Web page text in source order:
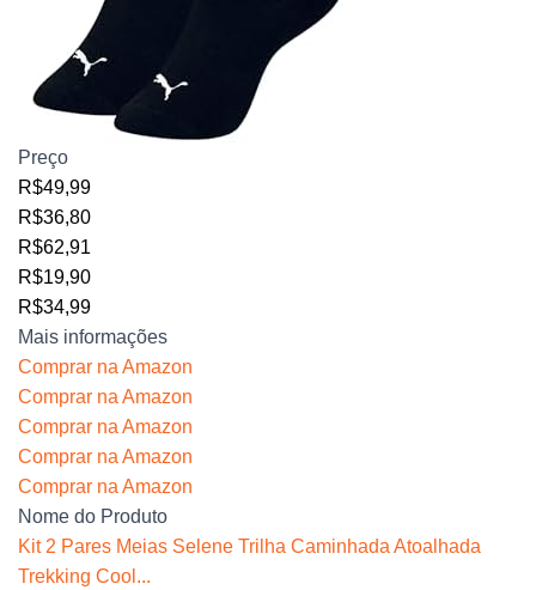
Preço
R$49,99
R$36,80
R$62,91
R$19,90
R$34,99
Mais informações
Comprar na Amazon
Comprar na Amazon
Comprar na Amazon
Comprar na Amazon
Comprar na Amazon
Nome do Produto
Kit 2 Pares Meias Selene Trilha Caminhada Atoalhada
Trekking Cool...